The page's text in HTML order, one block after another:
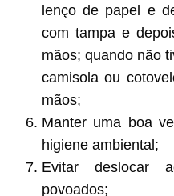
lenço de papel e
com tampa e
mãos; quando não
camisola ou
mãos;
Manter uma boa
higiene ambiental;
Evitar deslocar
povoados;